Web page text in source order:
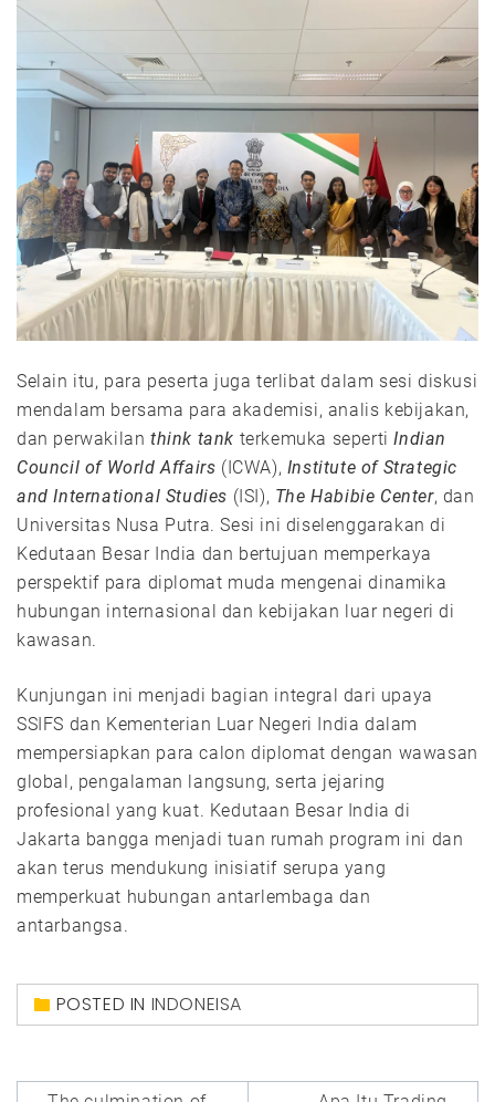
Selain itu, para peserta juga terlibat dalam sesi diskusi
mendalam bersama para akademisi, analis kebijakan,
dan perwakilan think tank terkemuka sepertiIndian
Council of World Affairs (ICWA), Institute of Strategic
and International Studies (ISI), The Habibie Center, dan
Universitas Nusa Putra. Sesi ini diselenggarakan di
Kedutaan Besar India dan bertujuan memperkaya
perspektif para diplomat muda mengenai dinamika
hubungan internasional dan kebijakan luar negeri di
kawasan.
Kunjungan ini menjadi bagian integral dari upaya
SSIFS dan Kementerian Luar Negeri India dalam
mempersiapkan para calon diplomat dengan wawasan
global, pengalaman langsung, serta jejaring
profesional yang kuat. Kedutaan Besar India di
Jakarta bangga menjadi tuan rumah program ini dan
akan terus mendukung inisiatif serupa yang
memperkuat hubungan antarlembaga dan
antarbangsa.
POSTED IN INDONEISA